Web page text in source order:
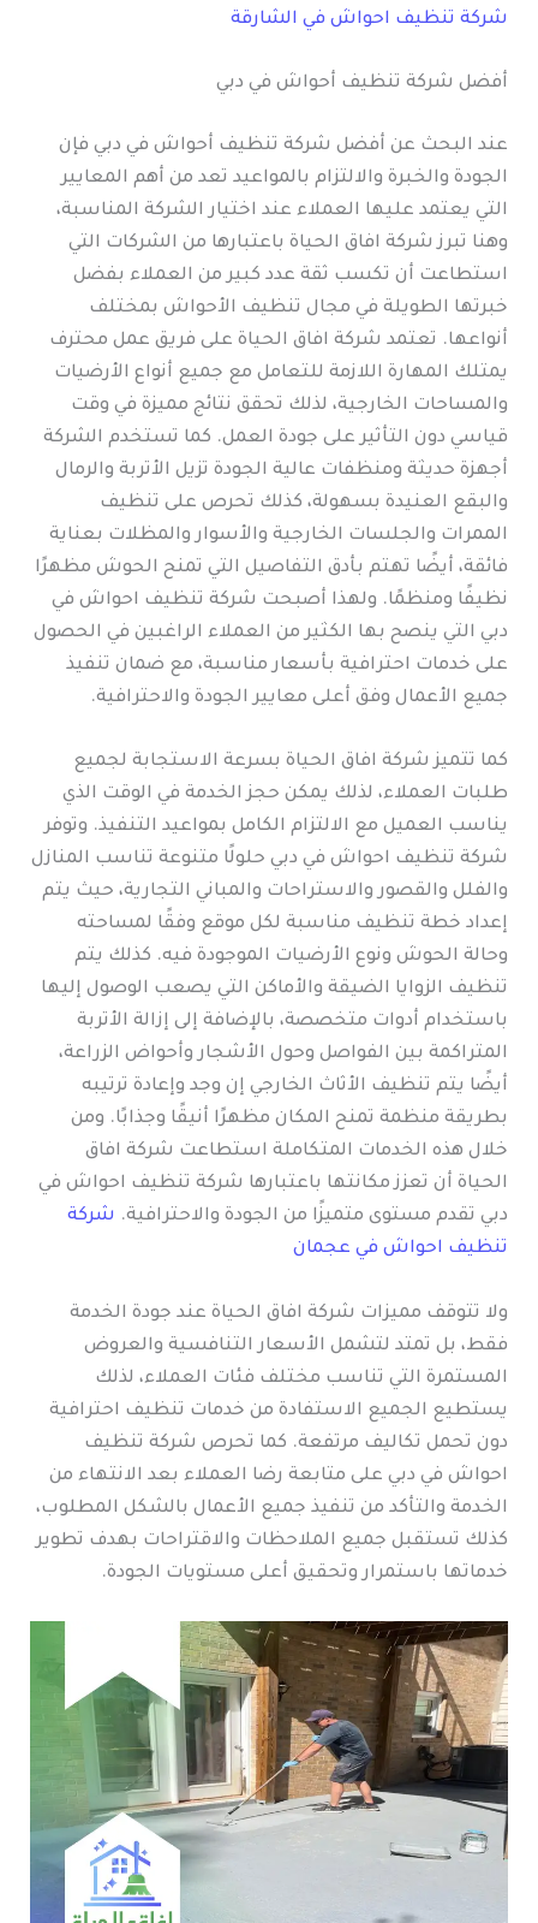
شركة تنظيف احواش في الشارقة
أفضل شركة تنظيف أحواش في دبي
عند البحث عن أفضل شركة تنظيف أحواش في دبي فإن
الجودة والخبرة والالتزام بالمواعيد تعد من أهم المعايير
التي يعتمد عليها العملاء عند اختيار الشركة المناسبة،
وهنا تبرز شركة افاق الحياة باعتبارها من الشركات التي
استطاعت أن تكسب ثقة عدد كبير من العملاء بفضل
خبرتها الطويلة في مجال تنظيف الأحواش بمختلف
أنواعها. تعتمد شركة افاق الحياة على فريق عمل محترف
يمتلك المهارة اللازمة للتعامل مع جميع أنواع الأرضيات
والمساحات الخارجية، لذلك تحقق نتائج مميزة في وقت
قياسي دون التأثير على جودة العمل. كما تستخدم الشركة
أجهزة حديثة ومنظفات عالية الجودة تزيل الأتربة والرمال
والبقع العنيدة بسهولة، كذلك تحرص على تنظيف
الممرات والجلسات الخارجية والأسوار والمظلات بعناية
فائقة، أيضًا تهتم بأدق التفاصيل التي تمنح الحوش مظهرًا
نظيفًا ومنظمًا. ولهذا أصبحت شركة تنظيف احواش في
دبي التي ينصح بها الكثير من العملاء الراغبين في الحصول
على خدمات احترافية بأسعار مناسبة، مع ضمان تنفيذ
جميع الأعمال وفق أعلى معايير الجودة والاحترافية.
كما تتميز شركة افاق الحياة بسرعة الاستجابة لجميع
طلبات العملاء، لذلك يمكن حجز الخدمة في الوقت الذي
يناسب العميل مع الالتزام الكامل بمواعيد التنفيذ. وتوفر
شركة تنظيف احواش في دبي حلولًا متنوعة تناسب المنازل
والفلل والقصور والاستراحات والمباني التجارية، حيث يتم
إعداد خطة تنظيف مناسبة لكل موقع وفقًا لمساحته
وحالة الحوش ونوع الأرضيات الموجودة فيه. كذلك يتم
تنظيف الزوايا الضيقة والأماكن التي يصعب الوصول إليها
باستخدام أدوات متخصصة، بالإضافة إلى إزالة الأتربة
المتراكمة بين الفواصل وحول الأشجار وأحواض الزراعة،
أيضًا يتم تنظيف الأثاث الخارجي إن وجد وإعادة ترتيبه
بطريقة منظمة تمنح المكان مظهرًا أنيقًا وجذابًا. ومن
خلال هذه الخدمات المتكاملة استطاعت شركة افاق
الحياة أن تعزز مكانتها باعتبارها شركة تنظيف احواش في
دبي تقدم مستوى متميزًا من الجودة والاحترافية. شركة
تنظيف احواش في عجمان
ولا تتوقف مميزات شركة افاق الحياة عند جودة الخدمة
فقط، بل تمتد لتشمل الأسعار التنافسية والعروض
المستمرة التي تناسب مختلف فئات العملاء، لذلك
يستطيع الجميع الاستفادة من خدمات تنظيف احترافية
دون تحمل تكاليف مرتفعة. كما تحرص شركة تنظيف
احواش في دبي على متابعة رضا العملاء بعد الانتهاء من
الخدمة والتأكد من تنفيذ جميع الأعمال بالشكل المطلوب،
كذلك تستقبل جميع الملاحظات والاقتراحات بهدف تطوير
خدماتها باستمرار وتحقيق أعلى مستويات الجودة.